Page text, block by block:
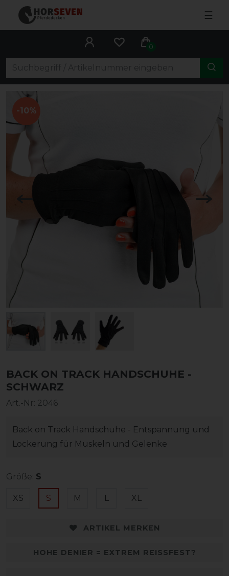
☰
0
-10%
BACK ON TRACK HANDSCHUHE -
SCHWARZ
Art.-Nr: 2046
Back on Track Handschuhe - Entspannung und
Lockerung für Muskeln und Gelenke
Größe: S
XS S M L XL
ARTIKEL MERKEN
HOHE DENIER = EXTREM REISSFEST?